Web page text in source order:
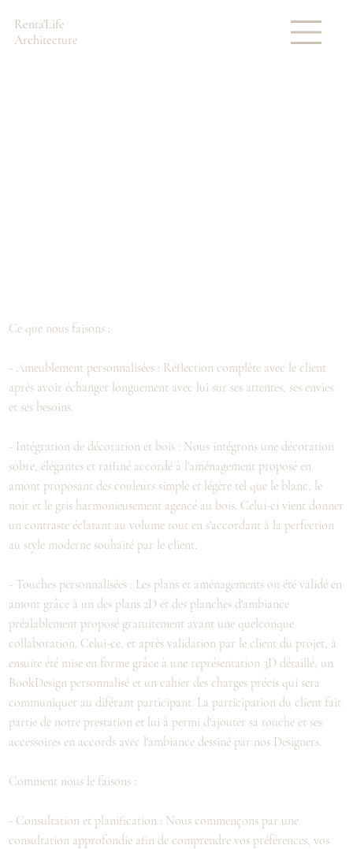
Renta'Life
Architecture
Ce que nous faisons :
- Ameublement personnalisées : Réflection complète avec le client
après avoir échanger longuement avec lui sur ses attentes, ses envies
et ses besoins.
- Intégration de décoration et bois : Nous intégrons une décoration
sobre, élégantes et raffiné accordé à l'aménagement proposé en
amont proposant des couleurs simple et légère tel que le blanc, le
noir et le gris harmonieusement agencé au bois. Celui-ci vient donner
un contraste éclatant au volume tout en s'accordant à la perfection
au style moderne souhaité par le client.
- Touches personnalisées : Les plans et aménagements on été validé en
amont grâce à un des plans 2D et des planches d'ambiance
préalablement proposé gratuitement avant une quelconque
collaboration. Celui-ce, et après validation par le client du projet, à
ensuite été mise en forme grâce à une représentation 3D détaillé, un
BookDesign personnalisé et un cahier des charges précis qui sera
communiquer au diférant participant. La participation du client fait
partie de notre prestation et lui à permi d'ajouter sa touche et ses
accessoires en accords avec l'ambiance dessiné par nos Designers.
Comment nous le faisons :
- Consultation et planification : Nous commençons par une
consultation approfondie afin de comprendre vos préférences, vos